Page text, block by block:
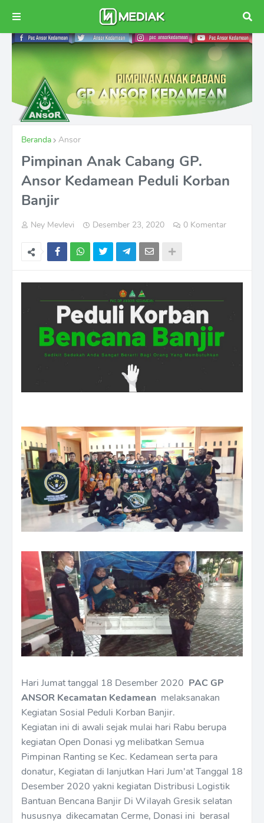
Beranda Ansor
Pimpinan Anak Cabang GP.
Ansor Kedamean Peduli Korban
Banjir
Ney Mevlevi Desember 23, 2020 0 Komentar
Hari Jumat tanggal 18 Desember 2020 PAC GP
ANSOR Kecamatan Kedamean melaksanakan
Kegiatan Sosial Peduli Korban Banjir.
Kegiatan ini di awali sejak mulai hari Rabu berupa
kegiatan Open Donasi yg melibatkan Semua
Pimpinan Ranting se Kec. Kedamean serta para
donatur, Kegiatan di lanjutkan Hari Jum'at Tanggal 18
Desember 2020 yakni kegiatan Distribusi Logistik
Bantuan Bencana Banjir Di Wilayah Gresik selatan
hususnya dikecamatan Cerme, Donasi ini berasal